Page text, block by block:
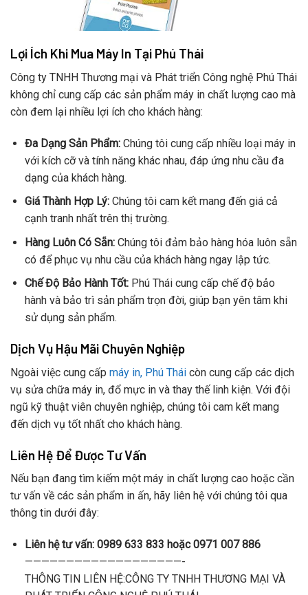
Lợi Ích Khi Mua Máy In Tại Phú Thái
Công ty TNHH Thương mại và Phát triển Công nghệ Phú Thái
không chỉ cung cấp các sản phẩm máy in chất lượng cao mà
còn đem lại nhiều lợi ích cho khách hàng:
Đa Dạng Sản Phẩm:Chúng tôi cung cấp nhiều loại máy in
với kích cỡ và tính năng khác nhau, đáp ứng nhu cầu đa
dạng của khách hàng.
Giá Thành Hợp Lý:Chúng tôi cam kết mang đến giá cả
cạnh tranh nhất trên thị trường.
Hàng Luôn Có Sẵn:Chúng tôi đảm bảo hàng hóa luôn sẵn
có để phục vụ nhu cầu của khách hàng ngay lập tức.
Chế Độ Bảo Hành Tốt:Phú Thái cung cấp chế độ bảo
hành và bảo trì sản phẩm trọn đời, giúp bạn yên tâm khi
sử dụng sản phẩm.
Dịch Vụ Hậu Mãi Chuyên Nghiệp
Ngoài việc cung cấp máy in, Phú Thái còn cung cấp các dịch
vụ sửa chữa máy in, đổ mực in và thay thế linh kiện. Với đội
ngũ kỹ thuật viên chuyên nghiệp, chúng tôi cam kết mang
đến dịch vụ tốt nhất cho khách hàng.
Liên Hệ Để Được Tư Vấn
Nếu bạn đang tìm kiếm một máy in chất lượng cao hoặc cần
tư vấn về các sản phẩm in ấn, hãy liên hệ với chúng tôi qua
thông tin dưới đây:
Liên hệ tư vấn: 0989 633 833 hoặc 0971 007 886
———————————————————-
THÔNG TIN LIÊN HỆ:CÔNG TY TNHH THƯƠNG MẠI VÀ